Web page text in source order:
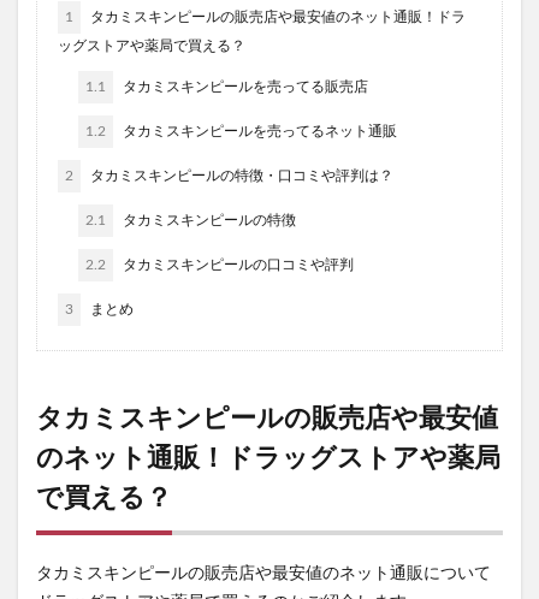
1
タカミスキンピールの販売店や最安値のネット通販！ドラ
ッグストアや薬局で買える？
1.1 タカミスキンピールを売ってる販売店
1.2 タカミスキンピールを売ってるネット通販
2 タカミスキンピールの特徴・口コミや評判は？
2.1 タカミスキンピールの特徴
2.2 タカミスキンピールの口コミや評判
3 まとめ
タカミスキンピールの販売店や最安値
のネット通販！ドラッグストアや薬局
で買える？
タカミスキンピールの販売店や最安値のネット通販について